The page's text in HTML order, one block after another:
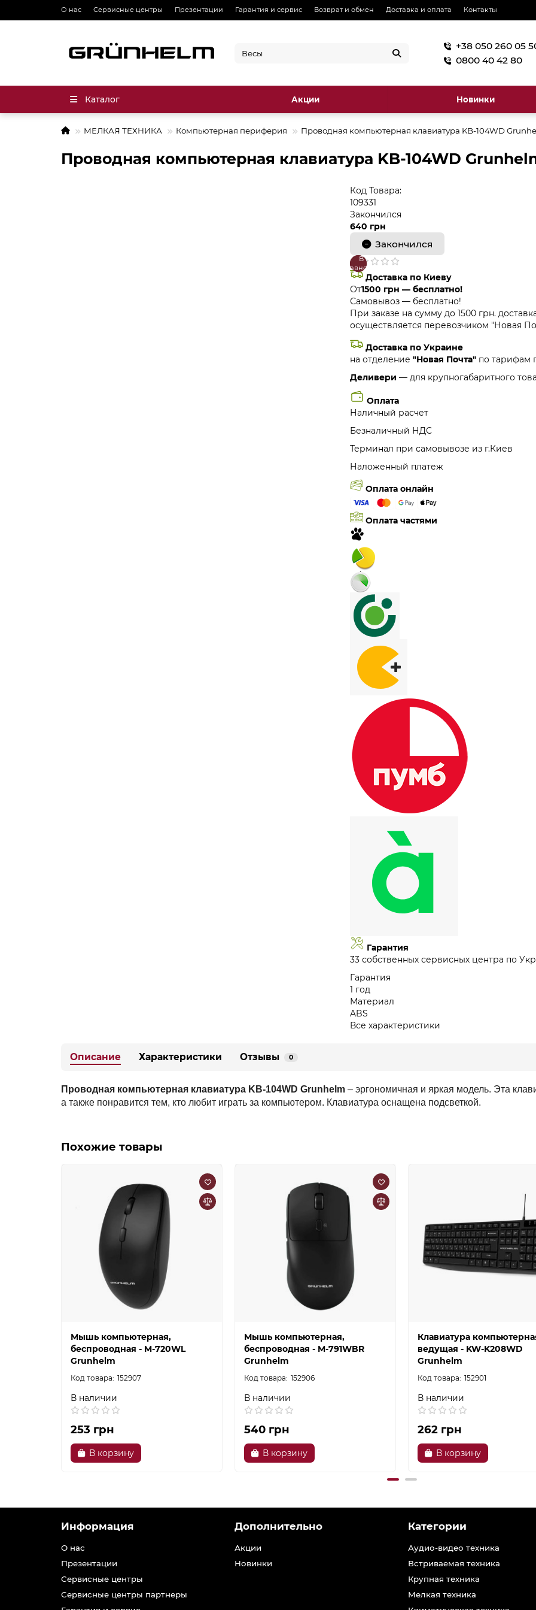
О нас Сервисные центры Презентации Гарантия и сервис Возврат и обмен Доставка и оплата Контакты
+38 050 260 05
0800 40 42 80
Каталог Акции Новинки
МЕЛКАЯ ТЕХНИКА Компьютерная периферия Проводная компьютерная клавиатура KB-104WD
Проводная компьютерная клавиатура KB-104WD
Код Товара:
109331
Закончился
640 грн
Закончился
В
закладки
В
сравнение
Доставка по Киеву
От1500 грн — бесплатно!
Самовывоз — бесплатно!
При заказе на сумму до 1500 грн.
осуществляется перевозчиком "Новая
Доставка по Украине
на отделение"Новая Почта" по тарифам
Деливери — для крупногабаритного
Оплата
Наличный расчет
Безналичный НДС
Терминал при самовывозе из г.Киев
Наложенный платеж
Оплата онлайн
Оплата частями
Гарантия
33 собственных сервисных центра по
Гарантия
1 год
Материал
ABS
Все характеристики
Описание Характеристики Отзывы 0
Проводная компьютерная клавиатура KB-104WD Grunhelm – эргономичная и яркая модель. Эта
а также понравится тем, кто любит играть за компьютером. Клавиатура оснащена подсветкой.
Похожие товары
Мышь компьютерная,
беспроводная - M-720WL
Grunhelm
152907
В наличии
253 грн
В корзину
Мышь компьютерная,
беспроводная - M-791WBR
Grunhelm
152906
В наличии
540 грн
В корзину
Клавиатура
ведущая - KW-K208WD
Grunhelm
152901
В наличии
262 грн
В корзину
Информация
О нас
Презентации
Сервисные центры
Сервисные центры партнеры
Дополнительно
Акции
Новинки
Категории
Аудио-видео техника
Встриваемая техника
Крупная техника
Мелкая техника